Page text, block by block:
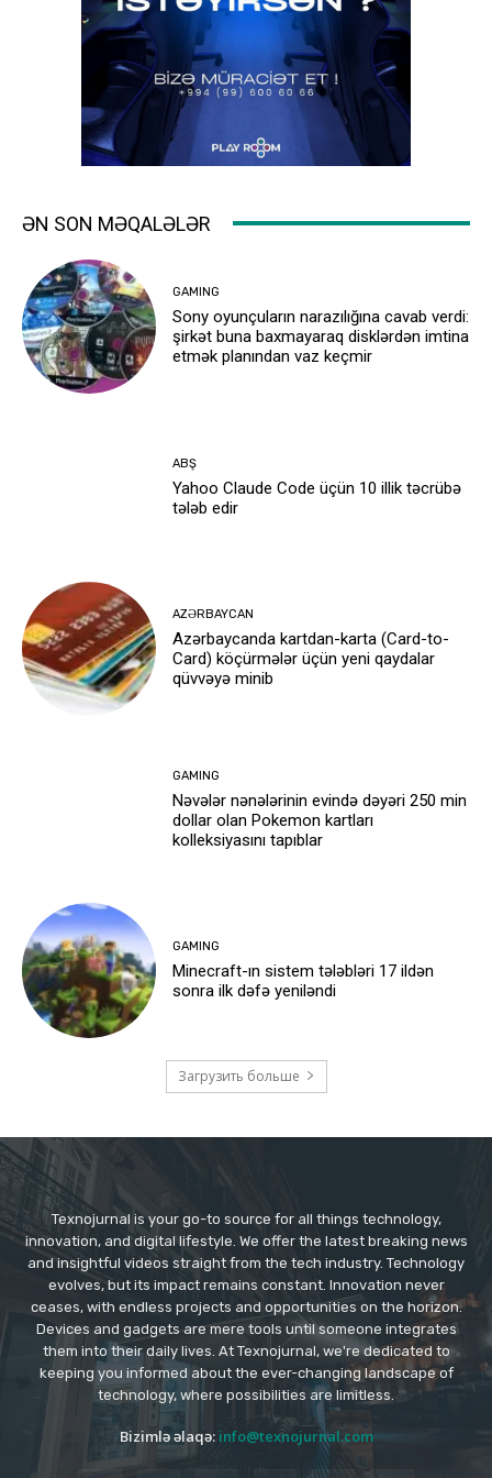
ƏN SON MƏQALƏLƏR
GAMING
Sony oyunçuların narazılığına cavab verdi:
şirkət buna baxmayaraq disklərdən imtina
etmək planından vaz keçmir
ABŞ
Yahoo Claude Code üçün 10 illik təcrübə
tələb edir
AZƏRBAYCAN
Azərbaycanda kartdan-karta (Card-to-
Card) köçürmələr üçün yeni qaydalar
qüvvəyə minib
GAMING
Nəvələr nənələrinin evində dəyəri 250 min
dollar olan Pokemon kartları
kolleksiyasını tapıblar
GAMING
Minecraft-ın sistem tələbləri 17 ildən
sonra ilk dəfə yeniləndi
Загрузить больше
Texnojurnal is your go-to source for all things technology,
innovation, and digital lifestyle. We offer the latest breaking news
and insightful videos straight from the tech industry. Technology
evolves, but its impact remains constant. Innovation never
ceases, with endless projects and opportunities on the horizon.
Devices and gadgets are mere tools until someone integrates
them into their daily lives. At Texnojurnal, we're dedicated to
keeping you informed about the ever-changing landscape of
technology, where possibilities are limitless.
Bizimlə əlaqə: info@texnojurnal.com